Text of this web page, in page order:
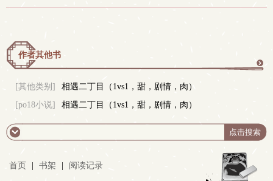
作者其他书
[其他类别]
相遇二丁目（1vs1，甜，剧情，肉）
[po18小说]
相遇二丁目（1vs1，甜，剧情，肉）
首页 书架 阅读记录